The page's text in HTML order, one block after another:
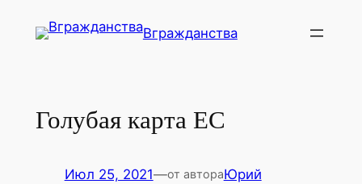
Вгражданства
Голубая карта ЕС
Июл 25, 2021—от автораЮрий